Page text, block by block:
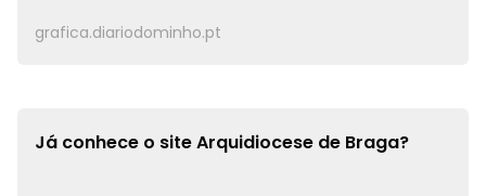
grafica.diariodominho.pt
Já conhece o siteArquidiocese de Braga?